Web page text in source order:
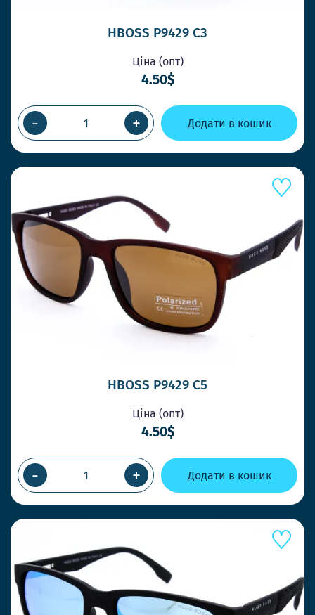
HBOSS P9429 C3
Ціна (опт)
4.50$
- + Додати в кошик
HBOSS P9429 C5
Ціна (опт)
4.50$
- + Додати в кошик